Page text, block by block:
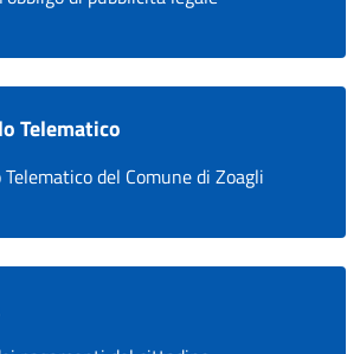
Telematico
del Comune di Zoagli